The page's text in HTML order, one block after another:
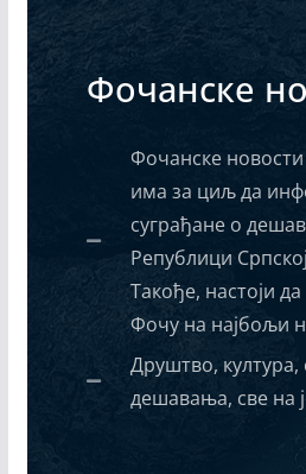
Фочанске
Фочанске новости
има за циљ да
суграђане о
Републици
Такође, настоји
Фочу на најбољи
Друштво, култура,
дешавања, све на